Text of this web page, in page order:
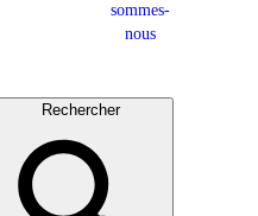
sommes-
nous
Rechercher